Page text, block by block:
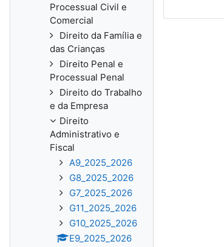
Processual Civil e
Comercial
Direito da Família e
das Crianças
Direito Penal e
Processual Penal
Direito do Trabalho
e da Empresa
Direito
Administrativo e
Fiscal
A9_2025_2026
G8_2025_2026
G7_2025_2026
G11_2025_2026
G10_2025_2026
E9_2025_2026